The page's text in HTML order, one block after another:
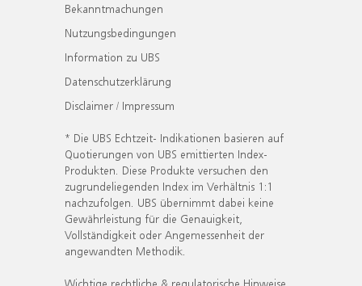
Bekanntmachungen
Nutzungsbedingungen
Information zu UBS
Datenschutzerklärung
Disclaimer / Impressum
* Die UBS Echtzeit- Indikationen basieren auf
Quotierungen von UBS emittierten Index-
Produkten. Diese Produkte versuchen den
zugrundeliegenden Index im Verhältnis 1:1
nachzufolgen. UBS übernimmt dabei keine
Gewährleistung für die Genauigkeit,
Vollständigkeit oder Angemessenheit der
angewandten Methodik.